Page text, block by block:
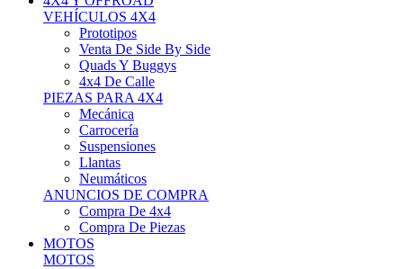
Prototipos
Venta De Side By Side
Quads Y Buggys
4x4 De Calle
PIEZAS PARA 4X4
Mecánica
Carrocería
Suspensiones
Llantas
Neumáticos
ANUNCIOS DE COMPRA
Compra De 4x4
Compra De Piezas
MOTOS
MOTOS
Motos De Circuito